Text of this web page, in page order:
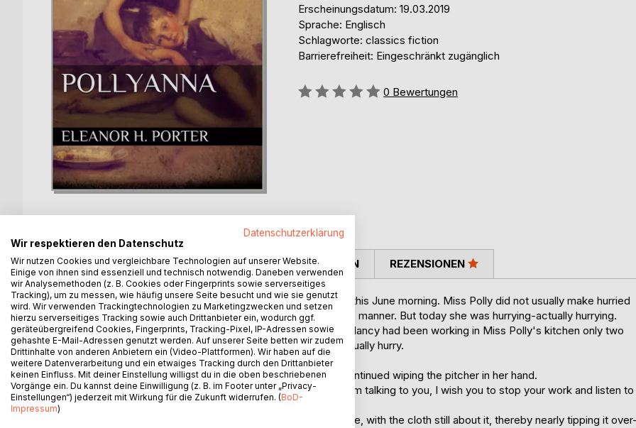
Erscheinungsdatum: 19.03.2019
Sprache: Englisch
Schlagworte: classics fiction
Barrierefreiheit: Eingeschränkt zugänglich
Bewertung::
0 Bewertungen
BESCHREIBUNG
Miss Polly Harrington entered her kitchen a little hurriedly this June morning. Miss Polly did not usually make hurried
movements; she specially prided herself on her repose of manner. But today she was hurrying-actually hurrying.
Nancy, washing dishes at the sink, looked up in surprise. Nancy had been working in Miss Polly's kitchen only two
months, but already she knew that her mistress did not usually hurry.
"Nancy!"
"Yes, ma'am." Nancy answered cheerfully, but she still continued wiping the pitcher in her hand.
"Nancy,"-Miss Polly's voice was very stern now-"when I'm talking to you, I wish you to stop your work and listen to
what I have to say."
Nancy flushed miserably. She set the pitcher down at once, with the cloth still about it, thereby nearly tipping it
AUTOR/IN PRESSESTIMMEN REZENSIONEN
Datenschutzerklärung
Wir respektieren den Datenschutz
Wir nutzen Cookies und vergleichbare Technologien auf unserer Website.
Einige von ihnen sind essenziell und technisch notwendig. Daneben verwenden
wir Analysemethoden (z. B. Cookies oder Fingerprints sowie serverseitiges
Tracking), um zu messen, wie häufig unsere Seite besucht und wie sie genutzt
wird. Wir verwenden Trackingtechnologien zu Marketingzwecken und setzen
hierzu serverseitiges Tracking sowie auch Drittanbieter ein, wodurch ggf.
geräteübergreifend Cookies, Fingerprints, Tracking-Pixel, IP-Adressen sowie
gehashte E-Mail-Adressen genutzt werden. Auf unserer Seite betten wir zudem
Drittinhalte von anderen Anbietern ein (Video-Plattformen). Wir haben auf die
weitere Datenverarbeitung und ein etwaiges Tracking durch den Drittanbieter
keinen Einfluss. Mit deiner Einstellung willigst du in die oben beschriebenen
Vorgänge ein. Du kannst deine Einwilligung (z. B. im Footer unter „Privacy-
Einstellungen“) jederzeit mit Wirkung für die Zukunft widerrufen. (BoD-
Impressum)